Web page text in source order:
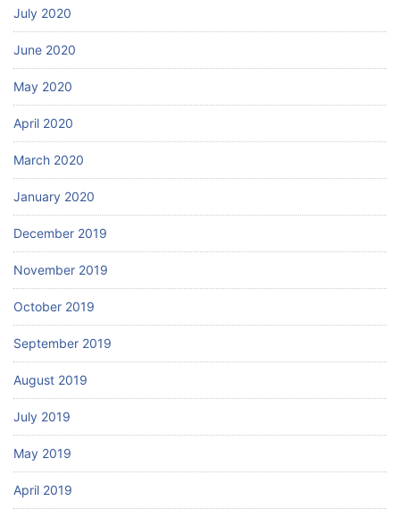
July 2020
June 2020
May 2020
April 2020
March 2020
January 2020
December 2019
November 2019
October 2019
September 2019
August 2019
July 2019
May 2019
April 2019